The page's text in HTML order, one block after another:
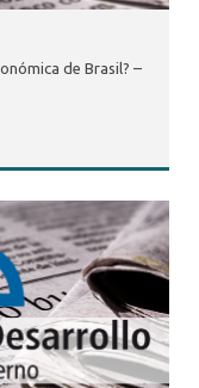
de Brasil? –